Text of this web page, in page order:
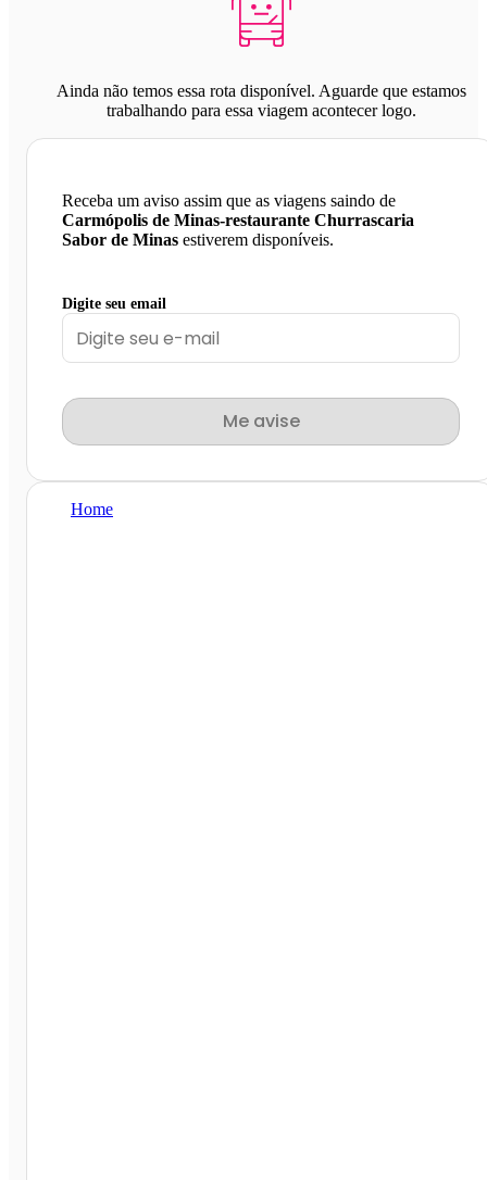
Ainda não temos essa rota disponível. Aguarde que estamos
trabalhando para essa viagem acontecer logo.
Receba um aviso assim que as viagens saindo de
Carmópolis de Minas-restaurante Churrascaria
Sabor de Minas estiverem disponíveis.
Digite seu email
Me avise
Home